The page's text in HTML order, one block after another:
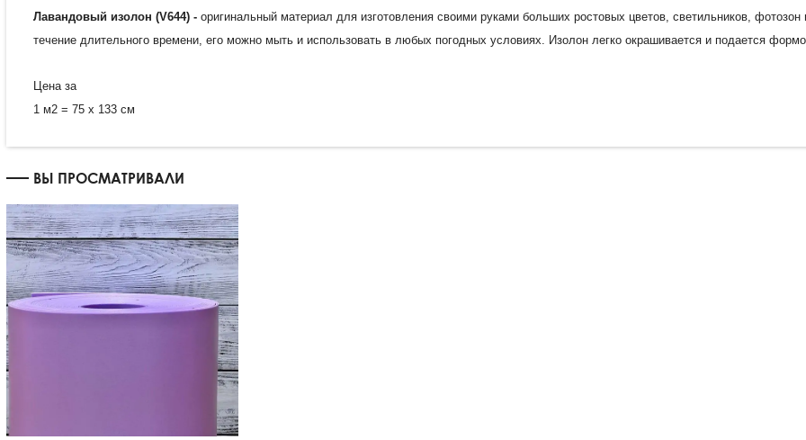
Лавандовый изолон (V644) - оригинальный материал для изготовления своими руками больших ростовых цветов, светильников,
течение длительного времени, его можно мыть и использовать в любых погодных условиях. Изолон легко окрашивается и подается
Цена за
1 м2 = 75 х 133 см
ВЫ ПРОСМАТРИВАЛИ